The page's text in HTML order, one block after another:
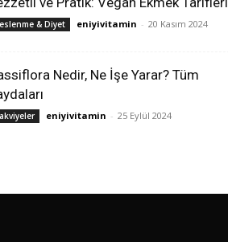
& Diyet eniyivitamin - 20 Kasım 2024
Nedir, Ne İşe Yarar? Tüm
eniyivitamin - 25 Eylül 2024